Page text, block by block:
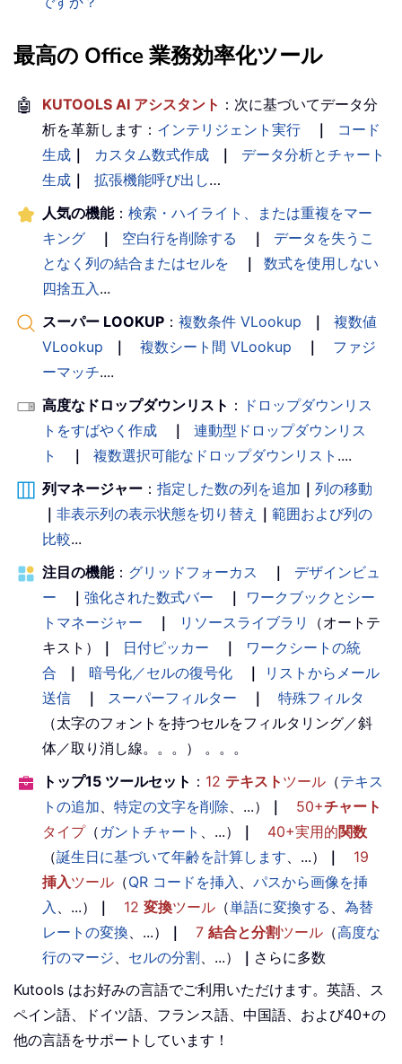
最高の Office 業務効率化ツール
🤖 KUTOOLS AI アシスタント ：次に基づいてデータ分
析を革新します： インテリジェント実行 ｜
コード
生成 ｜ カスタム数式作成 ｜
データ分析とチャート
生成 ｜ 拡張機能呼び出し…
人気の機能： 検索・ハイライト、または重複をマー
キング
｜ 空白行を削除する ｜
データを失うこ
となく列の結合またはセルを
｜
数式を使用しない
四捨五入...
スーパー LOOKUP ： 複数条件 VLookup ｜
複数値
VLookup
｜ 複数シート間 VLookup ｜
ファジ
ーマッチ....
高度なドロップダウンリスト ： ドロップダウンリス
トをすばやく作成
｜
連動型ドロップダウンリス
ト
｜ 複数選択可能なドロップダウンリスト ....
列マネージャー ： 指定した数の列を追加 ｜ 列の移動
｜ 非表示列の表示状態を切り替え ｜ 範囲および列の
比較...
注目の機能： グリッドフォーカス ｜
デザインビュ
ー
｜ 強化された数式バー ｜
ワークブックとシー
トマネージャー
｜ リソースライブラリ
（オートテ
キスト）
｜ 日付ピッカー ｜
ワークシートの統
合
｜ 暗号化／セルの復号化 ｜
リストからメール
送信
｜ スーパーフィルター ｜
特殊フィルタ
（太字のフォントを持つセルをフィルタリング／斜
体／取り消し線。。。） 。。。
トップ15 ツールセット ： 12 テキスト ツール （テキス
トの追加、 特定の文字を削除、...） ｜ 50+チャート
タイプ（ ガントチャート 、...） ｜ 40+実用的関数
（誕生日に基づいて年齢を計算します、...） ｜
19
挿入ツール （QR コードを挿入 、 パスから画像を挿
入 、...） ｜ 12 変換ツール （単語に変換する 、 為替
レートの変換、...） ｜ 7 結合と分割ツール （高度な
行のマージ、 セルの分割、...） ｜ さらに多数
Kutools はお好みの言語でご利用いただけます。英語、ス
ペイン語、ドイツ語、フランス語、中国語、および40+の
他の言語をサポートしています！